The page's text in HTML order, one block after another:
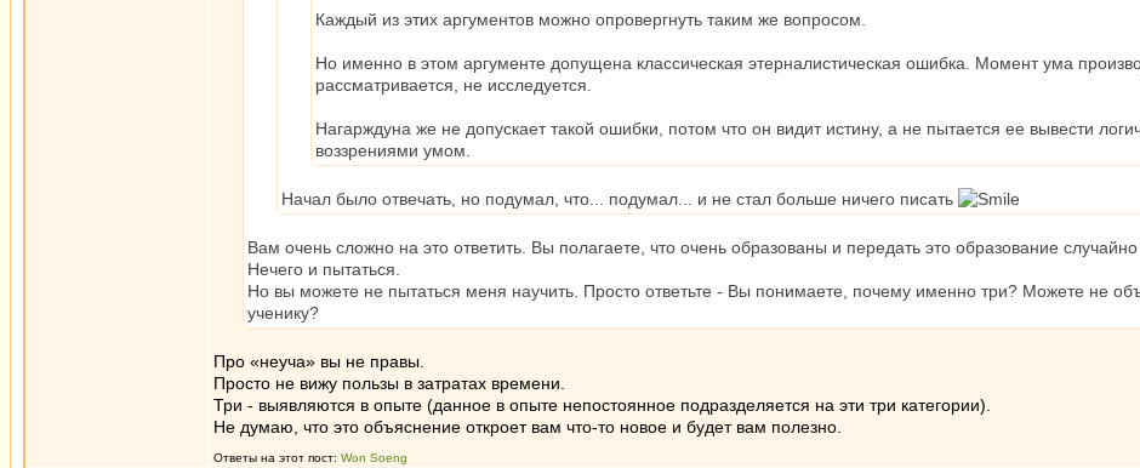
Каждый из этих аргументов можно опровергнуть таким же вопросом.
Но именно в этом аргументе допущена классическая этерналистическая ошибка. Момент ума
рассматривается, не исследуется.
Нагарждуна же не допускает такой ошибки, потом что он видит истину, а не пытается ее вывести
воззрениями умом.
Начал было отвечать, но подумал, что... подумал... и не стал больше ничего писать
Вам очень сложно на это ответить. Вы полагаете, что очень образованы и передать это образование
Нечего и пытаться.
Но вы можете не пытаться меня научить. Просто ответьте - Вы понимаете, почему именно три? Можете не
ученику?
Про «неуча» вы не правы.
Просто не вижу пользы в затратах времени.
Три - выявляются в опыте (данное в опыте непостоянное подразделяется на эти три категории).
Не думаю, что это объяснение откроет вам что-то новое и будет вам полезно.
Ответы на этот пост: Won Soeng